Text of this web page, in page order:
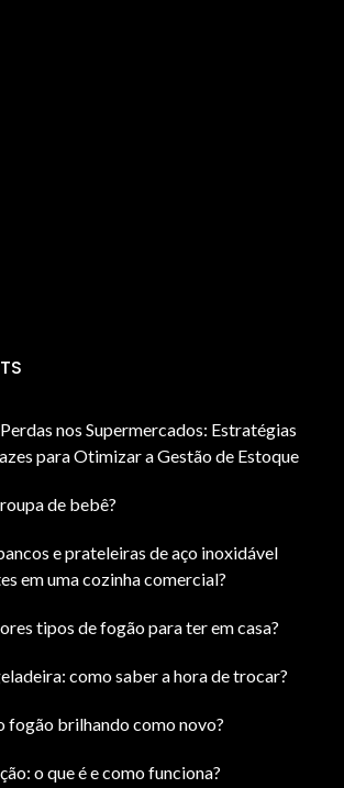
nos Supermercados: Estratégias
para Otimizar a Gestão de Estoque
de bebê?
e prateleiras de aço inoxidável
em uma cozinha comercial?
tipos de fogão para ter em casa?
como saber a hora de trocar?
fogão brilhando como novo?
o que é e como funciona?